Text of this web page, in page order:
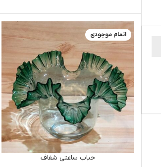
اتمام موجودی
حباب ساعتی شفاف